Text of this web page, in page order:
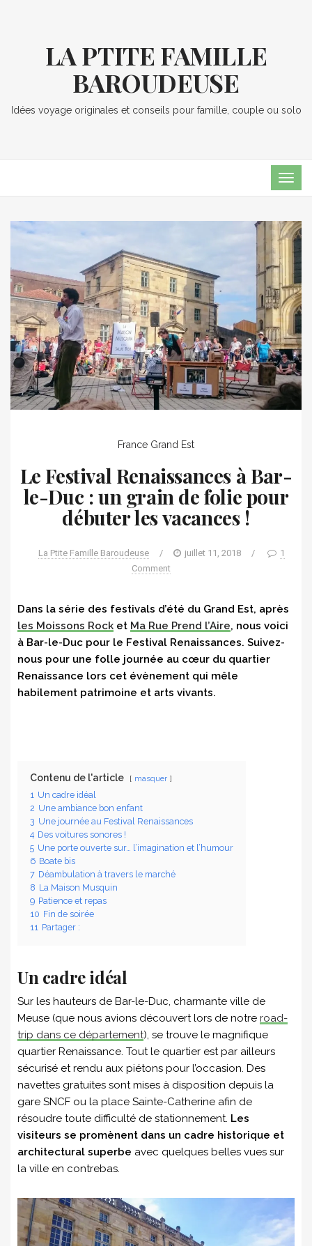
LA PTITE FAMILLE
BAROUDEUSE
Idées voyage originales et conseils pour famille, couple ou solo
France Grand Est
Le Festival Renaissances à Bar-
le-Duc : un grain de folie pour
débuter les vacances !
La Ptite Famille Baroudeuse / juillet 11, 2018 /
1
Comment
Dans la série des festivals d’été du Grand Est, après
les Moissons Rock et Ma Rue Prend l’Aire, nous voici
à Bar-le-Duc pour le Festival Renaissances. Suivez-
nous pour une folle journée au cœur du quartier
Renaissance lors cet évènement qui mêle
habilement patrimoine et arts vivants.
Contenu de l'article masquer
1 Un cadre idéal
2 Une ambiance bon enfant
3 Une journée au Festival Renaissances
4 Des voitures sonores !
5 Une porte ouverte sur… l’imagination et l’humour
6 Boate bis
7 Déambulation à travers le marché
8 La Maison Musquin
9 Patience et repas
10 Fin de soirée
11 Partager :
Un cadre idéal
Sur les hauteurs de Bar-le-Duc, charmante ville de
Meuse (que nous avions découvert lors de notre road-
trip dans ce département), se trouve le magnifique
quartier Renaissance. Tout le quartier est par ailleurs
sécurisé et rendu aux piétons pour l’occasion. Des
navettes gratuites sont mises à disposition depuis la
gare SNCF ou la place Sainte-Catherine afin de
résoudre toute difficulté de stationnement. Les
visiteurs se promènent dans un cadre historique et
architectural superbe avec quelques belles vues sur
la ville en contrebas.